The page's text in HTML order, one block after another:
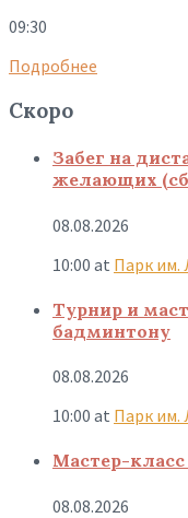
09:30
Подробнее
Скоро
Забег на
желающих
08.08.2026
10:00 at Парк им.
Турнир и
бадминтону
08.08.2026
10:00 at Парк им.
Мастер-класс
08.08.2026